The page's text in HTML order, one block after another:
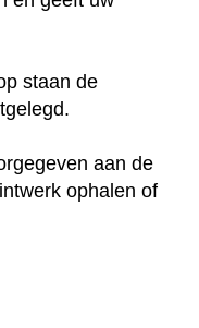
staan de
aan de
ophalen of